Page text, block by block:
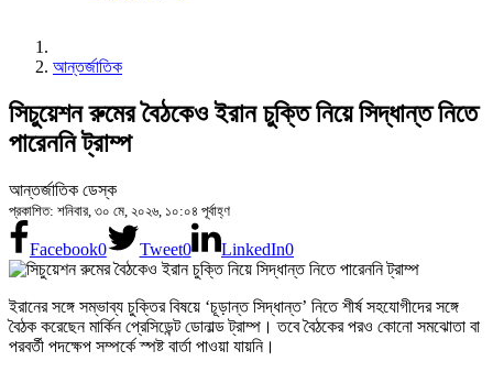
আন্তর্জাতিক
সিচুয়েশন রুমের বৈঠকেও ইরান চুক্তি নিয়ে সিদ্ধান্ত নিতে
পারেননি ট্রাম্প
আন্তর্জাতিক ডেস্ক
প্রকাশিত: শনিবার, ৩০ মে, ২০২৬, ১০:০৪ পূর্বাহ্ণ
Facebook0 Tweet0 LinkedIn0
ইরানের সঙ্গে সম্ভাব্য চুক্তির বিষয়ে ‘চূড়ান্ত সিদ্ধান্ত’ নিতে শীর্ষ সহযোগীদের সঙ্গে
বৈঠক করেছেন মার্কিন প্রেসিডেন্ট ডোনাল্ড ট্রাম্প। তবে বৈঠকের পরও কোনো সমঝোতা বা
পরবর্তী পদক্ষেপ সম্পর্কে স্পষ্ট বার্তা পাওয়া যায়নি।